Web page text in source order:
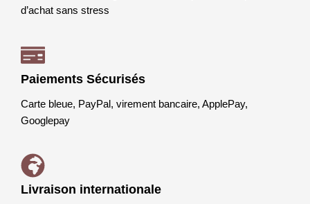
d’achat sans stress
Paiements Sécurisés
Carte bleue, PayPal, virement bancaire, ApplePay,
Googlepay
Livraison internationale